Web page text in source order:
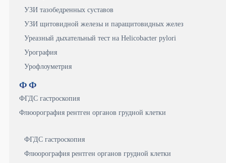
УЗИ тазобедренных суставов
УЗИ щитовидной железы и паращитовидных желез
Уреазный дыхательный тест на Helicobacter pylori
Урография
Урофлоуметрия
Ф Ф
ФГДС гастроскопия
Флюорография рентген органов грудной клетки
ФГДС гастроскопия
Флюорография рентген органов грудной клетки